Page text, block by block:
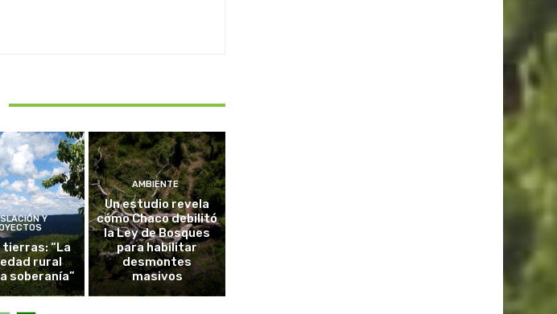
Y
tierras: “La
rural
soberanía”
AMBIENTE
Un estudio revela
cómo Chaco debilitó
la Ley de Bosques
para habilitar
desmontes
masivos